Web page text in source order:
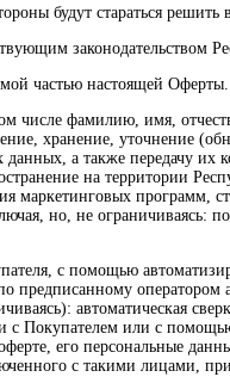
будут стараться решить
законодательством
частью настоящей Оферты.
числе фамилию, имя,
хранение, уточнение
а также передачу их
на территории
маркетинговых программ,
но, не ограничиваясь:
с помощью
оператором
автоматическая
Покупателем или с
его персональные
с такими лицами,